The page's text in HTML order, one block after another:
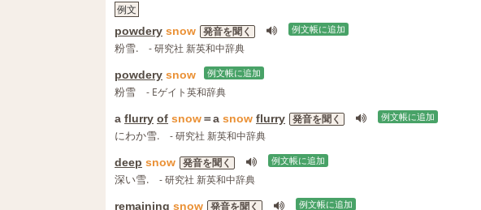
例文
powdery snow 発音を聞く 例文帳に追加
粉雪. - 研究社 新英和中辞典
powdery snow 例文帳に追加
粉雪 - Eゲイト英和辞典
a flurry of snow＝a snow flurry 発音を聞く 例文帳に追加
にわか雪. - 研究社 新英和中辞典
deep snow 発音を聞く 例文帳に追加
深い雪. - 研究社 新英和中辞典
remaining snow 発音を聞く 例文帳に追加